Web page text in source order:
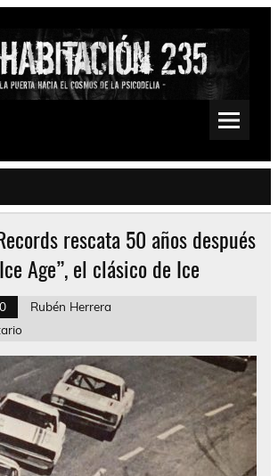
Doom, Sludge, Fuzz, Space, Drone
rescata 50 años después
Age”, el clásico de Ice
Rubén Herrera